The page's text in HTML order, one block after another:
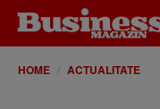
HOME ACTUALITATE